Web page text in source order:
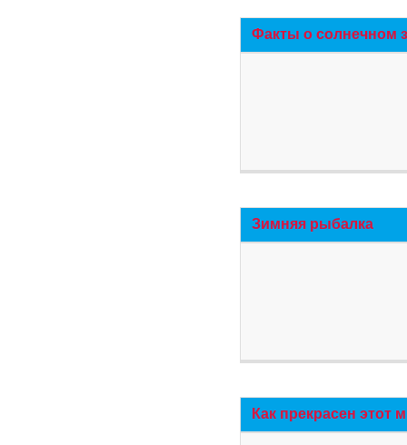
Факты о солнечном
Зимняя рыбалка
Как прекрасен этот